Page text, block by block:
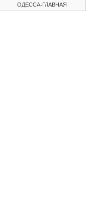
ОДЕССА-ГЛАВНАЯ